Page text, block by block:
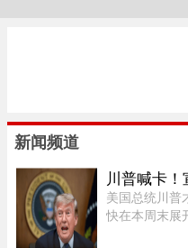
新闻频道
川普喊卡
美国总统川普
快在本周末展